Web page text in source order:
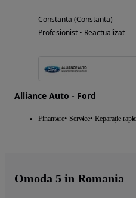
Constanta (Constanta)
Profesionist • Reactualizat
Alliance Auto - Ford
Finantare Service Reparație
Omoda 5 in Romania